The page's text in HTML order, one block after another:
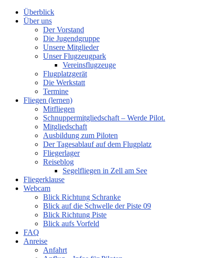
Überblick
Über uns
Der Vorstand
Die Jugendgruppe
Unsere Mitglieder
Unser Flugzeugpark
Vereinsflugzeuge
Flugplatzgerät
Die Werkstatt
Termine
Fliegen (lernen)
Mitfliegen
Schnuppermitgliedschaft – Werde Pilot.
Mitgliedschaft
Ausbildung zum Piloten
Der Tagesablauf auf dem Flugplatz
Fliegerlager
Reiseblog
Segelfliegen in Zell am See
Fliegerklause
Webcam
Blick Richtung Schranke
Blick auf die Schwelle der Piste 09
Blick Richtung Piste
Blick aufs Vorfeld
FAQ
Anreise
Anfahrt